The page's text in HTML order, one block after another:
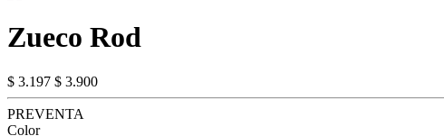
Zueco Rod
$ 3.197 $ 3.900
PREVENTA
Color